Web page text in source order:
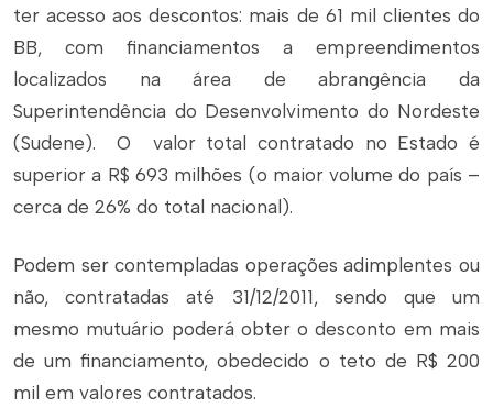
ter acesso aos descontos: mais de 61 mil clientes do
BB, com financiamentos a empreendimentos
localizados na área de abrangência da
Superintendência do Desenvolvimento do Nordeste
(Sudene). O valor total contratado no Estado é
superior a R$ 693 milhões (o maior volume do país –
cerca de 26% do total nacional).
Podem ser contempladas operações adimplentes ou
não, contratadas até 31/12/2011, sendo que um
mesmo mutuário poderá obter o desconto em mais
de um financiamento, obedecido o teto de R$ 200
mil em valores contratados.